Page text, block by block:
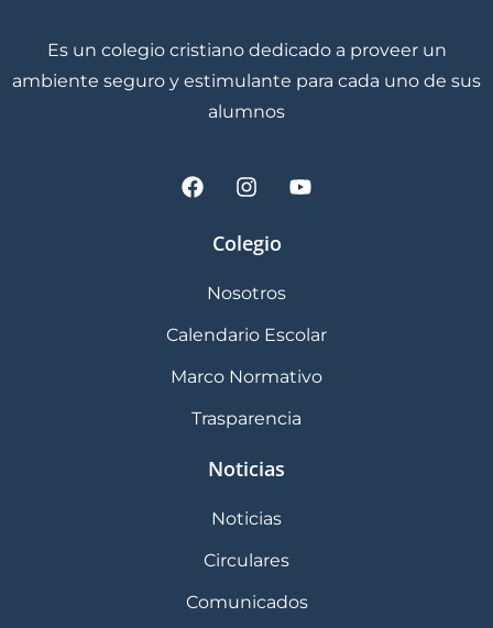
Es un colegio cristiano dedicado a proveer un
ambiente seguro y estimulante para cada uno de sus
alumnos
Colegio
Nosotros
Calendario Escolar
Marco Normativo
Trasparencia
Noticias
Noticias
Circulares
Comunicados